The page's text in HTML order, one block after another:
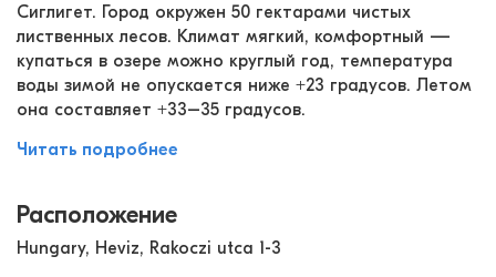
Сиглигет. Город окружен 50 гектарами чистых
лиственных лесов. Климат мягкий, комфортный —
купаться в озере можно круглый год, температура
воды зимой не опускается ниже +23 градусов. Летом
она составляет +33–35 градусов.
Читать подробнее
Расположение
Hungary, Heviz, Rakoczi utca 1-3